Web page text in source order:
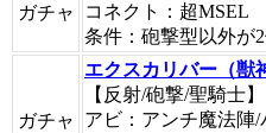
ガチャ
コネクト：超MSEL
条件：砲撃型以外が
ガチャ
エクスカリバー（獣
【反射/砲撃/聖騎士】
アビ：アンチ魔法陣/